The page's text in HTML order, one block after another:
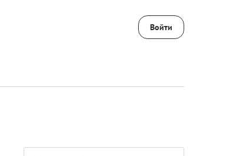
Войти